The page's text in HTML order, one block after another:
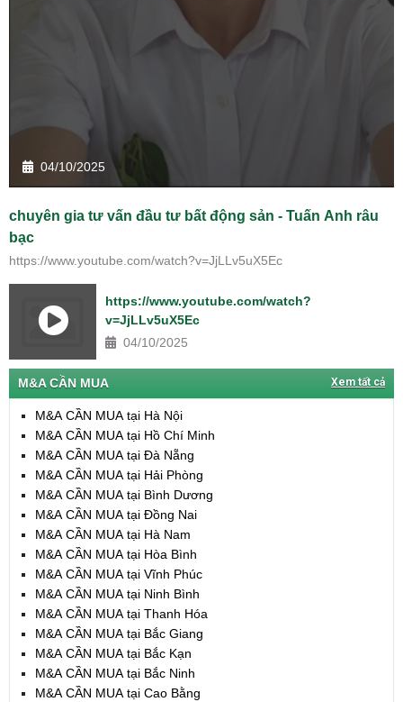
04/10/2025
chuyên gia tư vấn đầu tư bất động sản - Tuấn Anh râu
bạc
https://www.youtube.com/watch?v=JjLLv5uX5Ec
https://www.youtube.com/watch?
v=JjLLv5uX5Ec
04/10/2025
M&A CẦN MUA Xem tất cả
M&A CẦN MUA tại Hà Nội
M&A CẦN MUA tại Hồ Chí Minh
M&A CẦN MUA tại Đà Nẵng
M&A CẦN MUA tại Hải Phòng
M&A CẦN MUA tại Bình Dương
M&A CẦN MUA tại Đồng Nai
M&A CẦN MUA tại Hà Nam
M&A CẦN MUA tại Hòa Bình
M&A CẦN MUA tại Vĩnh Phúc
M&A CẦN MUA tại Ninh Bình
M&A CẦN MUA tại Thanh Hóa
M&A CẦN MUA tại Bắc Giang
M&A CẦN MUA tại Bắc Kạn
M&A CẦN MUA tại Bắc Ninh
M&A CẦN MUA tại Cao Bằng